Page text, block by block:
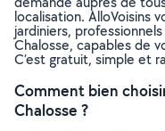
localisation. AlloVoisins
jardiniers,
Chalosse, capables de
C’est gratuit, simple et
Comment bien
Chalosse ?